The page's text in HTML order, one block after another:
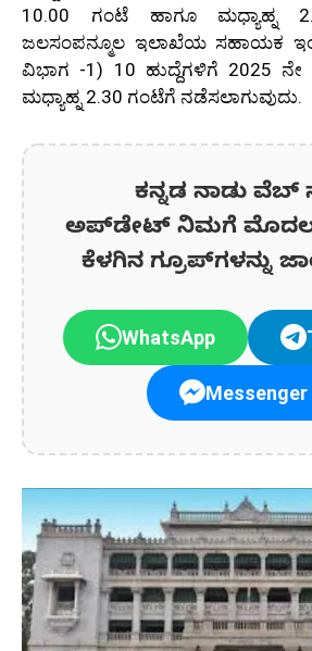
10.00 ಗಂಟೆ ಹಾಗೂ ಮಧ್ಯಾಹ್ನ
ಜಲಸಂಪನ್ಮೂಲ ಇಲಾಖೆಯ ಸಹಾಯಕ
ವಿಭಾಗ -1) 10 ಹುದ್ದೆಗಳಿಗೆ 2025
ಮಧ್ಯಾಹ್ನ 2.30 ಗಂಟೆಗೆ ನಡೆಸಲಾಗುವುದು.
ಕನ್ನಡ ನಾಡು ವೆಬ್
ಅಪ್‌ಡೇಟ್‌ ನಿಮಗೆ
ಕೆಳಗಿನ ಗ್ರೂಪ್‌ಗಳನ್ನು
WhatsApp
Messenger